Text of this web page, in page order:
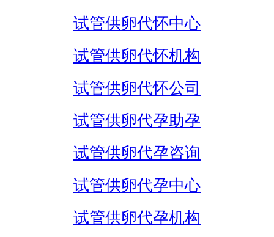
试管供卵代怀中心
试管供卵代怀机构
试管供卵代怀公司
试管供卵代孕助孕
试管供卵代孕咨询
试管供卵代孕中心
试管供卵代孕机构